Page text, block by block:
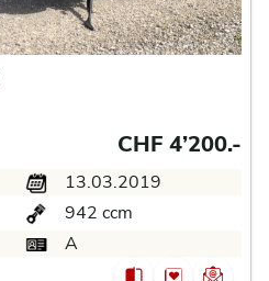
CHF 4’200.-
13.03.2019
942 ccm
A